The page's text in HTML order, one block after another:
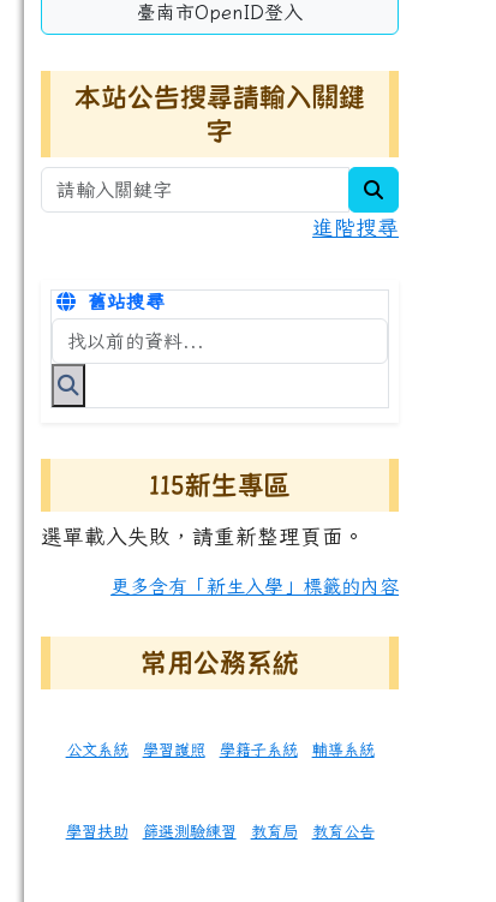
臺南市OpenID登入
本站公告搜尋請輸入關鍵
字
進階搜尋
舊站搜尋
搜尋台南市永康國小全球資訊網關鍵字
115新生專區
選單載入失敗，請重新整理頁面。
更多含有「新生入學」標籤的內容
常用公務系統
公文系統 學習護照 學籍子系統 輔導系統
學習扶助 篩選測驗練習 教育局 教育公告